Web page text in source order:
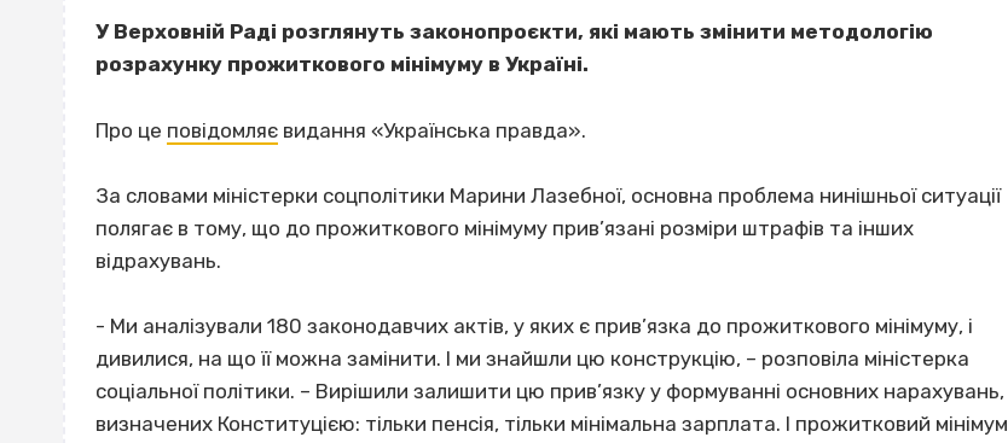
У Верховній Раді розглянуть законопроєкти, які мають змінити методологію
розрахунку прожиткового мінімуму в Україні.
Про це повідомляє видання «Українська правда».
За словами міністерки соцполітики Марини Лазебної, основна проблема нинішньої ситуації
полягає в тому, що до прожиткового мінімуму прив’язані розміри штрафів та інших
відрахувань.
- Ми аналізували 180 законодавчих актів, у яких є прив’язка до прожиткового мінімуму, і
дивилися, на що її можна замінити. І ми знайшли цю конструкцію, – розповіла міністерка
соціальної політики. – Вирішили залишити цю прив’язку у формуванні основних нарахувань,
визначених Конституцією: тільки пенсія, тільки мінімальна зарплата. І прожитковий мінімум